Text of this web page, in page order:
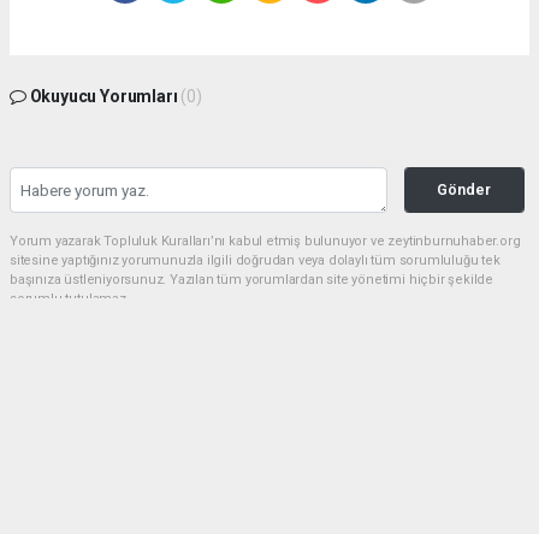
Okuyucu Yorumları (0)
Gönder
Yorum yazarak Topluluk Kuralları’nı kabul etmiş bulunuyor ve zeytinburnuhaber.org
sitesine yaptığınız yorumunuzla ilgili doğrudan veya dolaylı tüm sorumluluğu tek
başınıza üstleniyorsunuz. Yazılan tüm yorumlardan site yönetimi hiçbir şekilde
sorumlu tutulamaz.